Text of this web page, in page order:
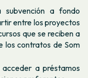
subvención a fondo
entre los proyectos
que se reciben a
los contratos de Som
a préstamos